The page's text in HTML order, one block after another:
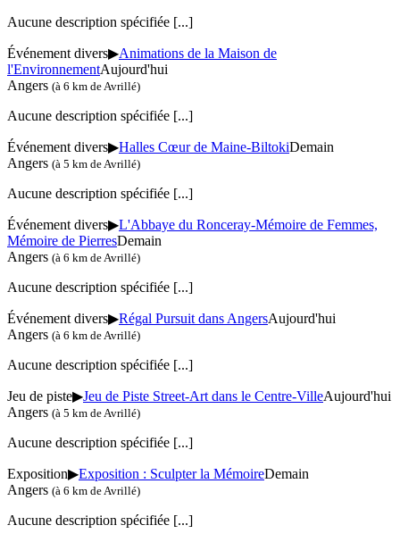
Aucune description spécifiée [...]
Événement divers▶Animations de la Maison de
l'EnvironnementAujourd'hui
Angers (à 6 km de Avrillé)
Aucune description spécifiée [...]
Événement divers▶Halles Cœur de Maine-BiltokiDemain
Angers (à 5 km de Avrillé)
Aucune description spécifiée [...]
Événement divers▶L'Abbaye du Ronceray-Mémoire de Femmes,
Mémoire de PierresDemain
Angers (à 6 km de Avrillé)
Aucune description spécifiée [...]
Événement divers▶Régal Pursuit dans AngersAujourd'hui
Angers (à 6 km de Avrillé)
Aucune description spécifiée [...]
Jeu de piste▶Jeu de Piste Street-Art dans le Centre-VilleAujourd'hui
Angers (à 5 km de Avrillé)
Aucune description spécifiée [...]
Exposition▶Exposition : Sculpter la MémoireDemain
Angers (à 6 km de Avrillé)
Aucune description spécifiée [...]